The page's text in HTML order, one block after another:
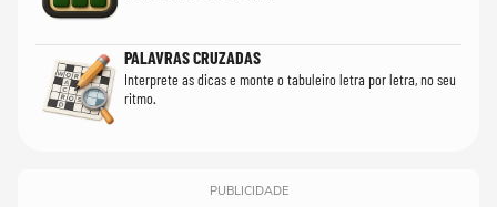
PALAVRAS CRUZADAS
Interprete as dicas e monte o tabuleiro letra por letra, no seu
ritmo.
PUBLICIDADE